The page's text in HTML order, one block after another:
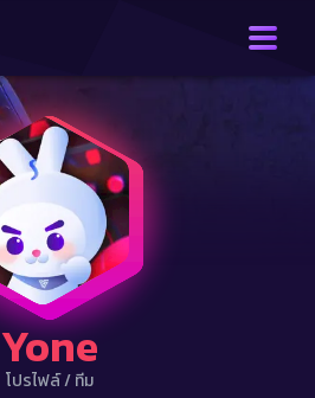
Yone
โปรไฟล์/ทีม